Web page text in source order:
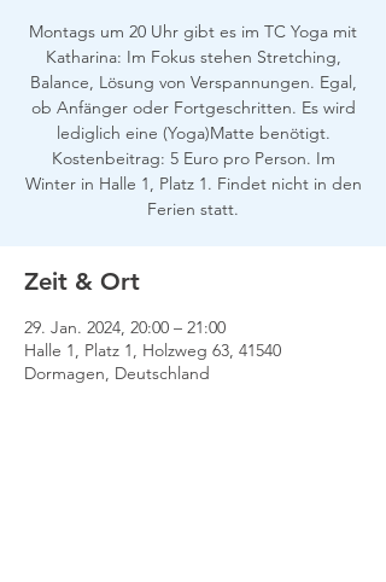
Montags um 20 Uhr gibt es im TC Yoga mit
Katharina: Im Fokus stehen Stretching,
Balance, Lösung von Verspannungen. Egal,
ob Anfänger oder Fortgeschritten. Es wird
lediglich eine (Yoga)Matte benötigt.
Kostenbeitrag: 5 Euro pro Person. Im
Winter in Halle 1, Platz 1. Findet nicht in den
Ferien statt.
Zeit & Ort
29. Jan. 2024, 20:00 – 21:00
Halle 1, Platz 1, Holzweg 63, 41540
Dormagen, Deutschland